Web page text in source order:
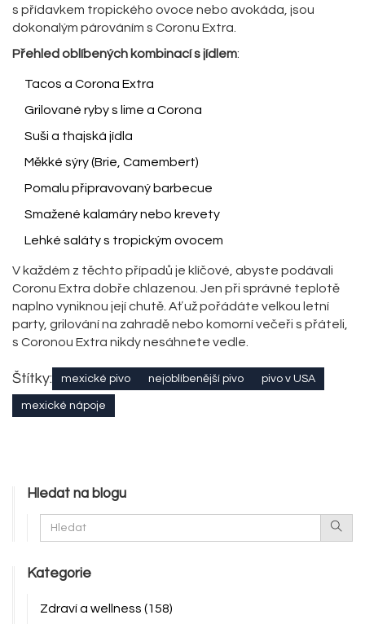
s přídavkem tropického ovoce nebo avokáda, jsou
dokonalým párováním s Coronu Extra.
Přehled oblíbených kombinací s jídlem:
Tacos a Corona Extra
Grilované ryby s lime a Corona
Suši a thajská jídla
Měkké sýry (Brie, Camembert)
Pomalu připravovaný barbecue
Smažené kalamáry nebo krevety
Lehké saláty s tropickým ovocem
V každém z těchto případů je klíčové, abyste podávali
Coronu Extra dobře chlazenou. Jen při správné teplotě
naplno vyniknou její chutě. Ať už pořádáte velkou letní
party, grilování na zahradě nebo komorní večeři s přáteli,
s Coronou Extra nikdy nesáhnete vedle.
Štítky: mexické pivo nejoblíbenější pivo pivo v USA
mexické nápoje
Hledat na blogu
Kategorie
Zdraví a wellness (158)